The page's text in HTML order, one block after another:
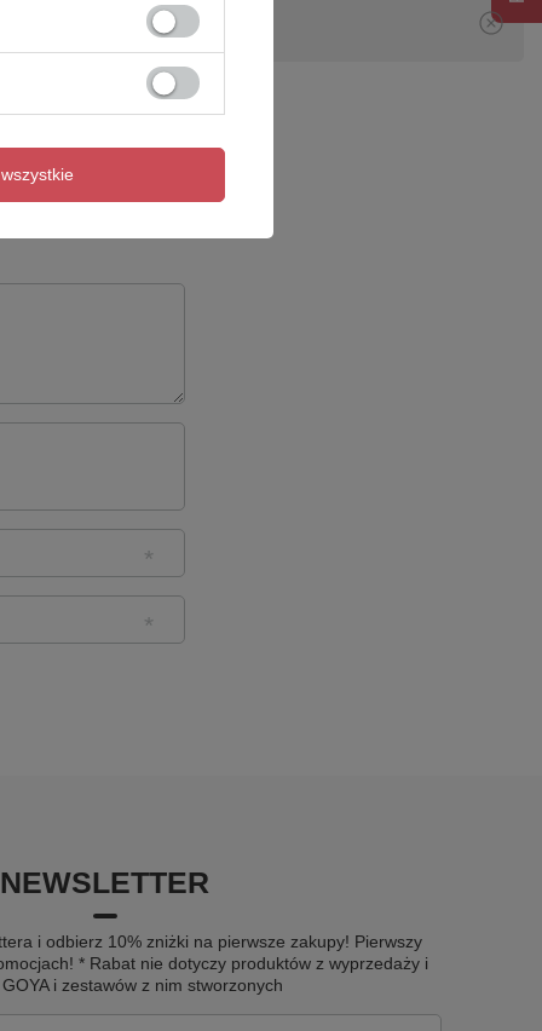
NEWSLETTER
i odbierz 10% zniżki na pierwsze zakupy! Pierwszy
* Rabat nie dotyczy produktów z wyprzedaży i
i zestawów z nim stworzonych